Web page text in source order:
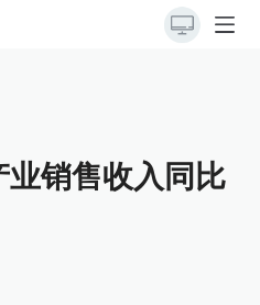
业销售收入同比